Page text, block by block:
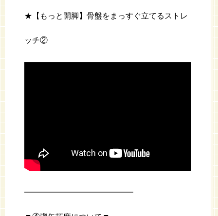
★【もっと開脚】骨盤をまっすぐ立てるストレ
ッチ②
━━━━━━━━━━━━━━